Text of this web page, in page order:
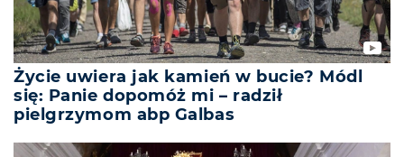
Życie uwiera jak kamień w bucie? Módl
się: Panie dopomóż mi – radził
pielgrzymom abp Galbas